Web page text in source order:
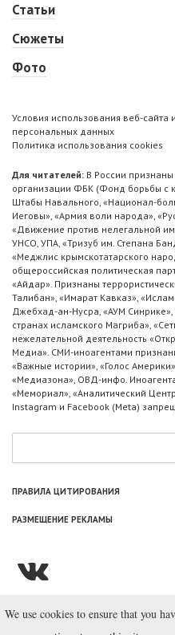
Статьи
Сюжеты
Фото
Условия использования веб-
персональных данных
Политика использования cookies
Для читателей: В России
организации ФБК (Фонд борьбы с
Штабы Навального, «Национал-
Иеговы», «Армия воли народа»,
«Движение против нелегальной
УНСО, УПА, «Тризуб им. Степана
«Меджлис крымскотатарского
общероссийская политическая
«Айдар». Признаны
Талибан», «Имарат Кавказ»,
Джебхад-ан-Нусра, «АУМ
странах исламского Магриба»,
нежелательной деятельность
Медиа». СМИ-иноагентами
«Важные истории», «Голос
«Медиазона», ОВД-инфо.
«Мемориал», «Аналитический
Instagram и Facebook (Metа)
ПРАВИЛА ЦИТИРОВАНИЯ
РАЗМЕЩЕНИЕ РЕКЛАМЫ
© ООО
We use cookies to ensure that you